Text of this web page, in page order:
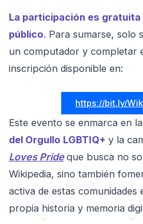
La participación es
público. Para sumarse, solo
un computador y completar
inscripción disponible en:
https://bit.ly/
Este evento se enmarca en
del Orgullo LGBTIQ+ y la
Loves Pride que busca no
Wikipedia, sino también
activa de estas
propia historia y memoria